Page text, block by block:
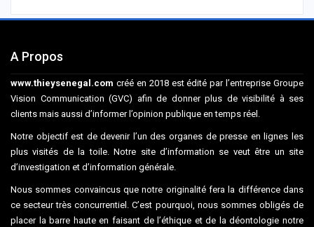
A Propos
www.thieysenegal.com créé en 2018 est édité par l’entreprise Groupe
Vision Communication (GVC) afin de donner plus de visibilité à ses
clients mais aussi d’informer l’opinion publique en temps réel.
Notre objectif est de devenir l’un des organes de presse en lignes les
plus visités de la toile. Notre site d’information se veut être un site
d’investigation et d’information générale.
Nous sommes convaincus que notre originalité fera la différence dans
ce secteur très concurrentiel. C’est pourquoi, nous sommes obligés de
placer la barre haute en faisant de l’éthique et de la déontologie notre